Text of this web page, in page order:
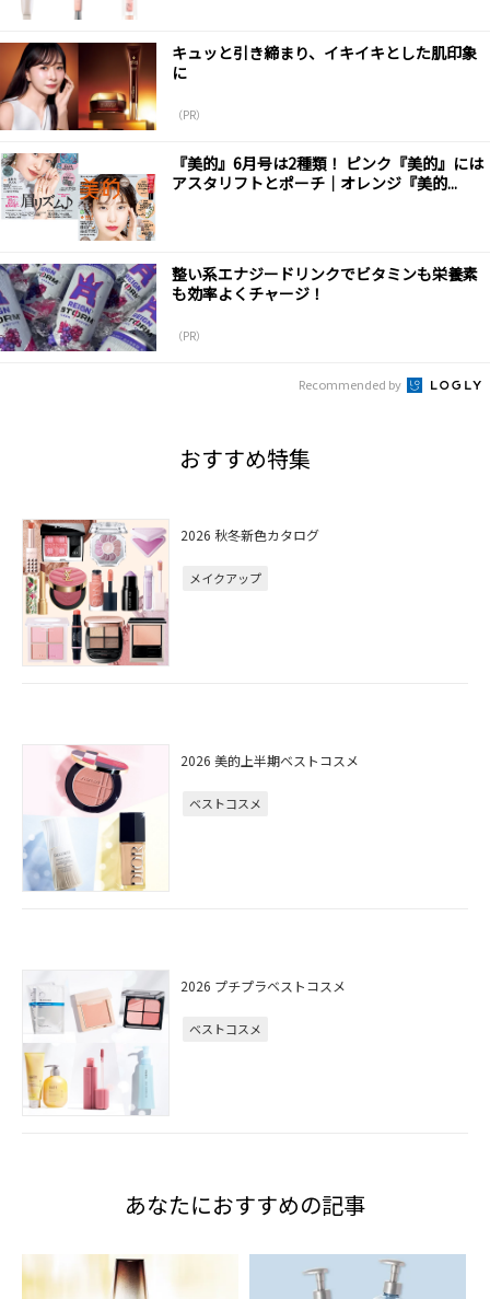
キュッと引き締まり、イキイキとした肌印象
に
（PR）
『美的』6月号は2種類！ ピンク『美的』には
アスタリフトとポーチ｜オレンジ『美的...
整い系エナジードリンクでビタミンも栄養素
も効率よくチャージ！
（PR）
Recommended by
おすすめ特集
2026 秋冬新色カタログ
メイクアップ
2026 美的上半期ベストコスメ
ベストコスメ
2026 プチプラベストコスメ
ベストコスメ
あなたにおすすめの記事